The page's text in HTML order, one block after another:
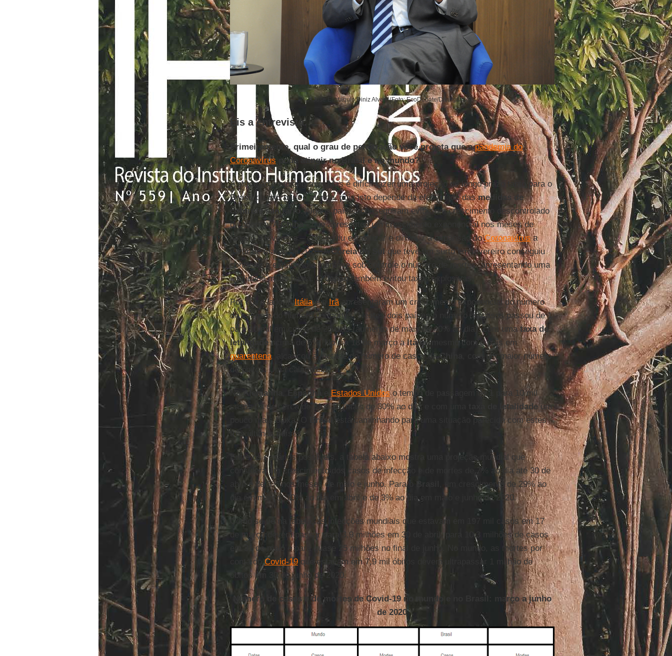
José Eustáquio Diniz Alves. (Foto: EcoDebate/Divulgação)
Eis a entrevista.
Primeiramente, qual o grau de penetração você projeta que apandemia do
Coronavírus pode atingir no Brasil e no mundo?
A situação é muito grave. Mas é difícil fazer uma projeção de longo prazo tanto para o
Brasilquanto para o mundo, pois isto depende da efetividade dasmedidas de
controle sanitário . Alguns países conseguiram evitar um crescimento descontrolado
da doença. AChina
- que apresentou um crescimento exponencial nos meses de
janeiro e fevereiro – conseguiu estabilizar e diminuir a expansão doCoronavírusa
partir de março de 2020. ACoreia do Sulque teve um surto em fevereiro conseguiu
controlar a expansão e manteve sob controle o número de mortes, apresentando uma
letalidade muito baixa. OJapãotambém evitou taxas explosivas.
Por outro lado, aItáliae o Irãapresentaram um crescimento exponencial do número
de casos e do número de mortes. Nestes dois países o número de casos passou de 1
para 10 mil em cerca de 25 dias (aumento de mais de 40% ao dia), com umataxa de
letalidadeacima de 5%. No dia 18 de março aItália, mesmo com o país em
quarentena, alcançou a metade do número de casos daChina
, com um maior número
de óbitos. Uma calamidade.
Na Alemanha Espanha Estados Unidoso tempo de passagem de 1 para 10 mil
casos foi de cerca de 31 dias (mais de 30% ao dia) e com uma
taxa de letalidadeum
pouco mais baixa. O
Brasil está caminhando para uma situação parecida com estes
três últimos países.
Entre os cenários possíveis, a tabela abaixo mostra uma projeção mundial que
considera um crescimento dos casos de infecção e de mortes de 7% ao dia até 30 de
abril e de 3% nos meses de maio e junho. Para o
, um crescimento de 29% ao
dia em março, 10% ao dia em abril e de 3% ao dia em maio e junho de 2020.
Como se vê na tabela, as infecções mundiais que estavam em 197 mil casos em 17
de março devem passar para 3,9 milhões em 30 de abril, para 10,3 milhões de casos
em 31 de maio e para quase 25 milhões no final de junho. No mundo, as mortes por
conta doCovid-19que estavam em 7,9 mil óbitos devem ultrapassar 1 milhão de
óbitos em 30 de junho de 2020.
Número de casos e de mortes de Covid-19 no mundo e no Brasil: março a junho
de 2020